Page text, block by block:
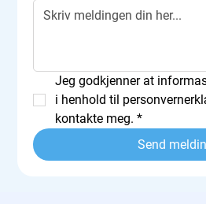
Jeg godkjenner at
i henhold til
kontakte meg. *
Send